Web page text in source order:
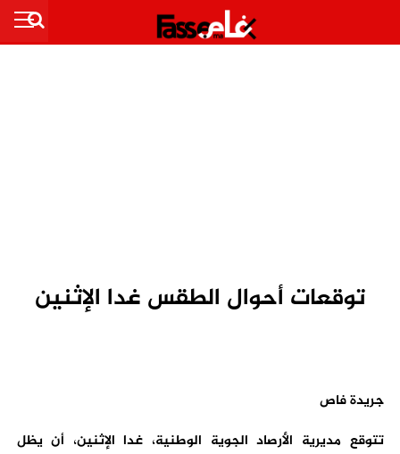
توقعات أحوال الطقس غدا الإثنين
جريدة فاص
تتوقع مديرية الأرصاد الجوية الوطنية، غدا الإثنين، أن يظل